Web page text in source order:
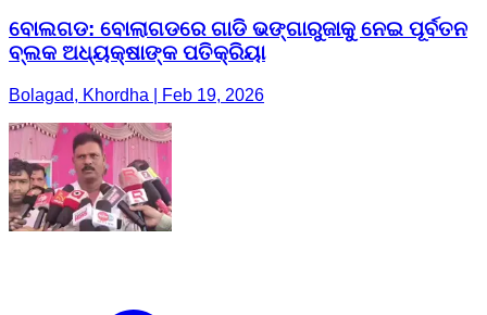
ବୋଲଗଡ: ବୋଲାଗଡରେ ଗାଡି ଭଙ୍ଗାରୁଜାକୁ ନେଇ ପୂର୍ବତନ
ବ୍ଲକ ଅଧ୍ୟକ୍ଷାଙ୍କ ପତିକ୍ରିୟା
Bolagad, Khordha | Feb 19, 2026